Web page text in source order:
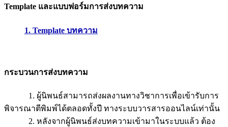
Template และแบบฟอร์มการส่งบทความ
1. Template บทความ
กระบวนการส่งบทความ
1. ผู้นิพนธ์สามารถส่งผลงานทางวิชาการเพื่อเข้ารับการ
พิจารณาตีพิมพ์ได้ตลอดทั้งปี ทางระบบวารสารออนไลน์เท่านั้น
2. หลังจากผู้นิพนธ์ส่งบทความเข้ามาในระบบแล้ว ต้อง